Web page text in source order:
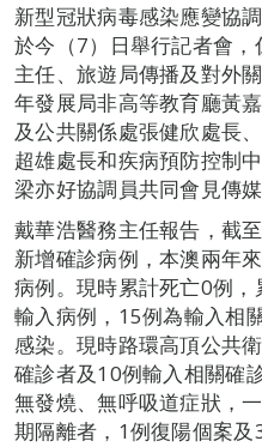
新型冠狀病毒感染應變協
於今（7）日舉行記者會
主任、旅遊局傳播及對外
年發展局非高等教育廳黃
及公共關係處張健欣處長
超雄處長和疾病預防控制
梁亦好協調員共同會見傳媒
戴華浩醫務主任報告，截
新增確診病例，本澳兩年
病例。現時累計死亡0例
輸入病例，15例為輸入相
感染。現時路環高頂公共
確診者及10例輸入相關確
無發燒、無呼吸道症狀，
期隔離者，1例復陽個案及